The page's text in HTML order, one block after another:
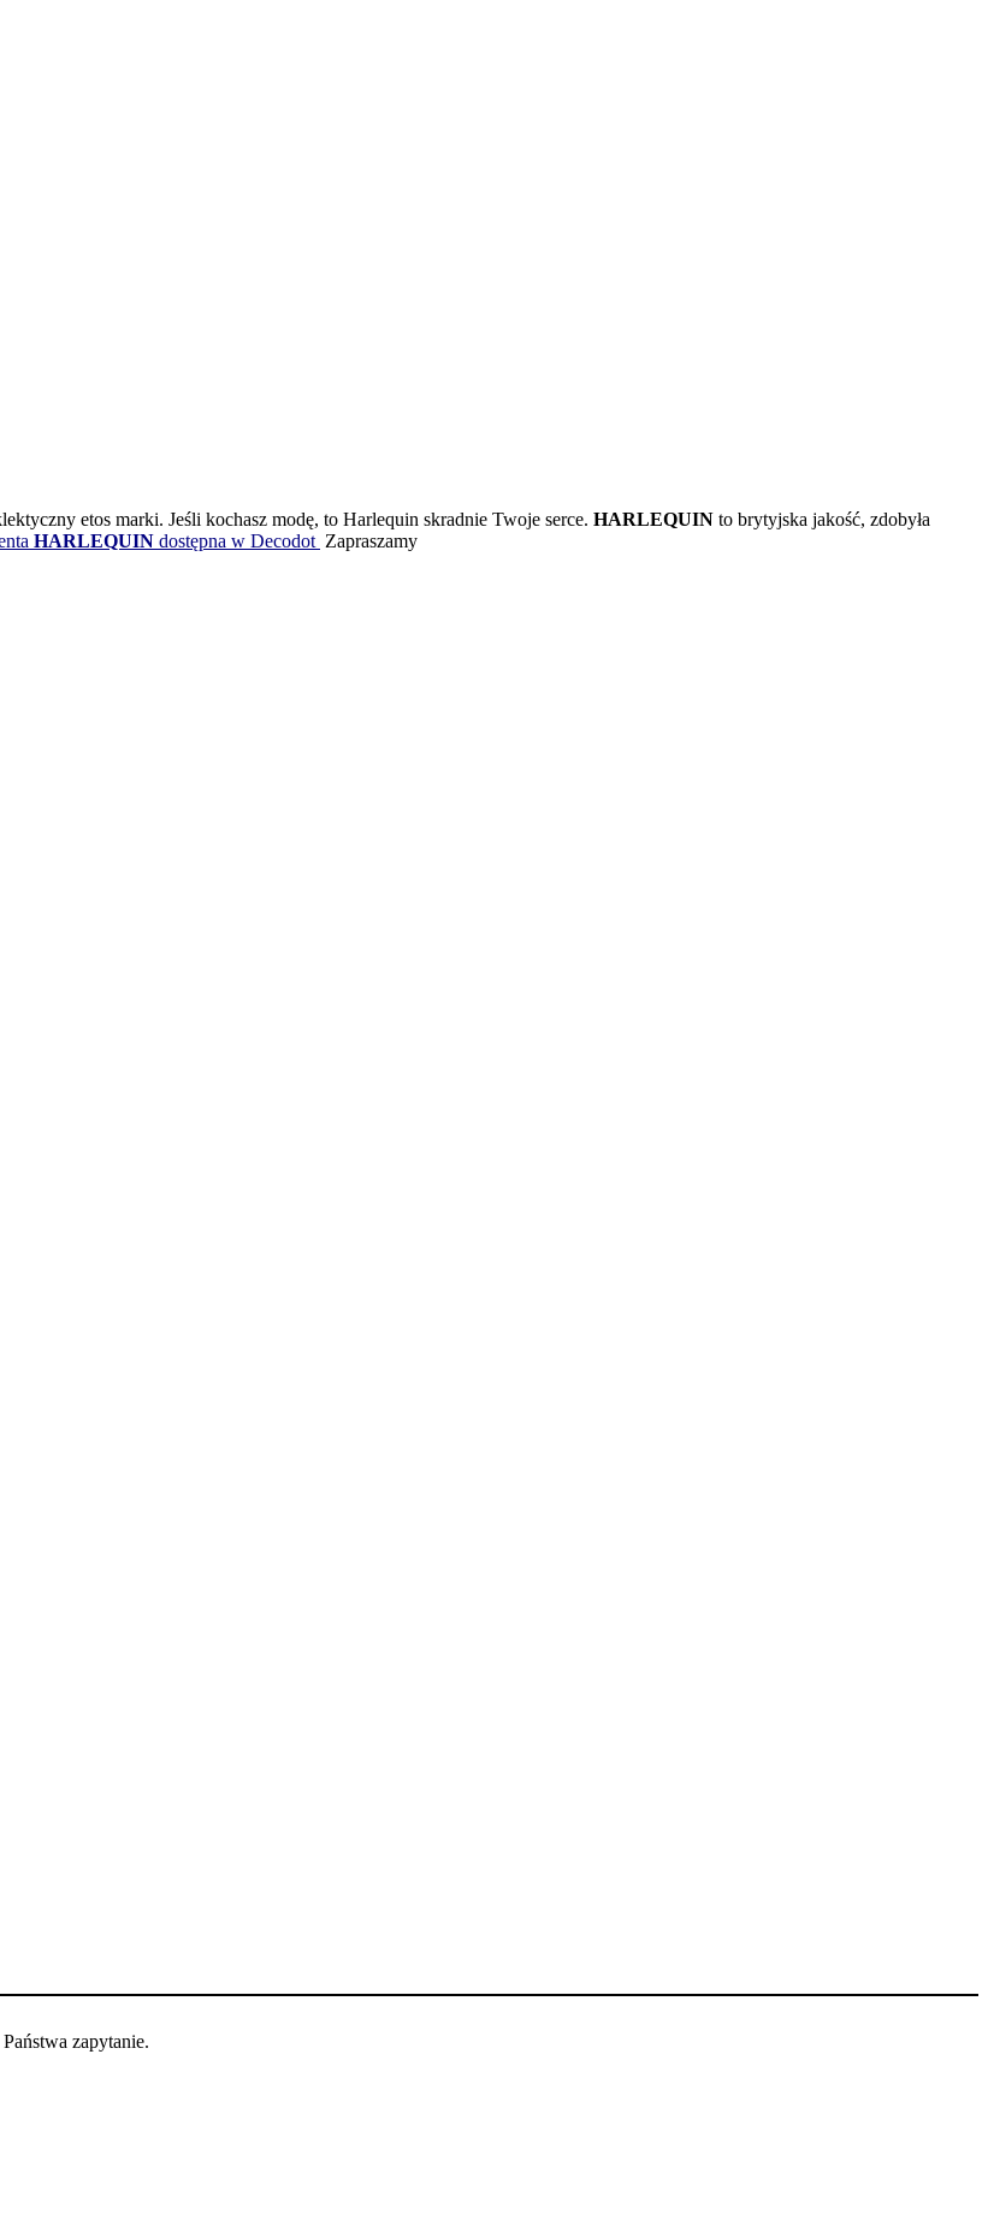
etos marki. Jeśli kochasz modę, to Harlequin skradnie Twoje serce. HARLEQUIN to brytyjska jakość, zdobyła
HARLEQUIN dostępna w Decodot Zapraszamy
zapytanie.